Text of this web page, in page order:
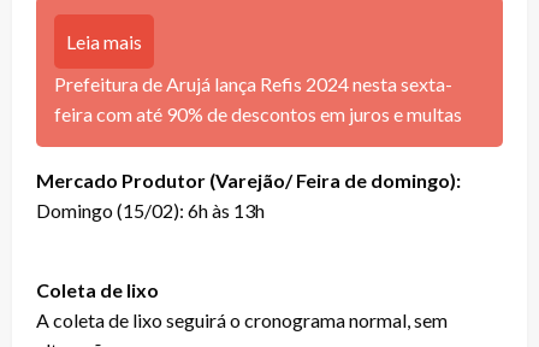
Leia mais
Prefeitura de Arujá lança Refis 2024 nesta sexta-
feira com até 90% de descontos em juros e multas
Mercado Produtor (Varejão/ Feira de domingo):
Domingo (15/02): 6h às 13h
Coleta de lixo
A coleta de lixo seguirá o cronograma normal, sem